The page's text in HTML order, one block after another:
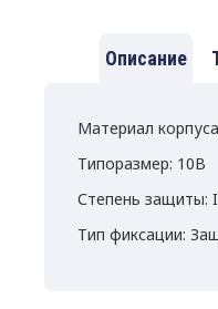
Описание
Материал
Типоразмер: 10B
Степень защиты:
Тип фиксации: